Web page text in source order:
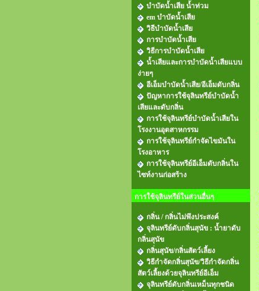
บำบัดน้ำเสีย น้ำท่วม
em บำบัดน้ำเสีย
วิธีบำบัดน้ำเสีย
การบำบัดน้ำเสีย
วิธีการบำบัดน้ำเสีย
น้ำเสียและการบําบัดน้ำเสียแบบ
ง่ายๆ
อีเอ็มบำบัดน้ำเสีย/อีเอ็มดับกลิ่น
ปัญหาการใช้จุลินทรีย์บำบัดน้ำ
เสียและดับกลิ่น
การใช้จุลินทรีย์บำบัดน้ำเสียใน
โรงงานอุตสาหกรรม
การใช้จุลินทรีย์กำจัดไขมันใน
โรงอาหาร
การใช้จุลินทรีย์อีเอ็มดับกลิ่นใน
ไซท์งานก่อสร้าง
การใช้จุลินทรีย์ในส่วนอื่นๆ
กลิ่น / กลิ่นไม่พึงประสงค์
จุลินทรีย์ดับกลิ่นสุนัข : น้ำยาดับ
กลิ่นสุนัข
กลิ่นสุนัข/กลิ่นสัตว์เลี้ยง
วิธีกําจัดกลิ่นสุนัข/วิธีกำจัดกลิ่น
สัตว์เลี้ยงด้วยจุลินทรีย์อีเอ็ม
จุลินทรีย์ดับกลิ่นเหม็นทุกชนิด